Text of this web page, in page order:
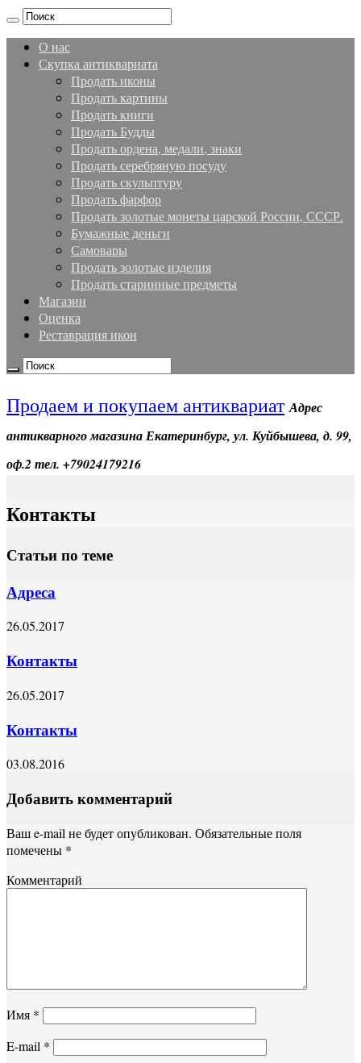
О нас
Скупка антиквариата
Продать иконы
Продать картины
Продать книги
Продать Будды
Продать ордена, медали, знаки
Продать серебряную посуду
Продать скульптуру
Продать фарфор
Продать золотые монеты царской России, СССР.
Бумажные деньги
Самовары
Продать золотые изделия
Продать старинные предметы
Магазин
Оценка
Реставрация икон
Продаем и покупаем антиквариат Адрес
антикварного магазина Екатеринбург, ул. Куйбышева, д. 99,
оф.2 тел. +79024179216
Контакты
Статьи по теме
Адреса
26.05.2017
Контакты
26.05.2017
Контакты
03.08.2016
Добавить комментарий
Ваш e-mail не будет опубликован. Обязательные поля
помечены *
Комментарий
Имя *
E-mail *